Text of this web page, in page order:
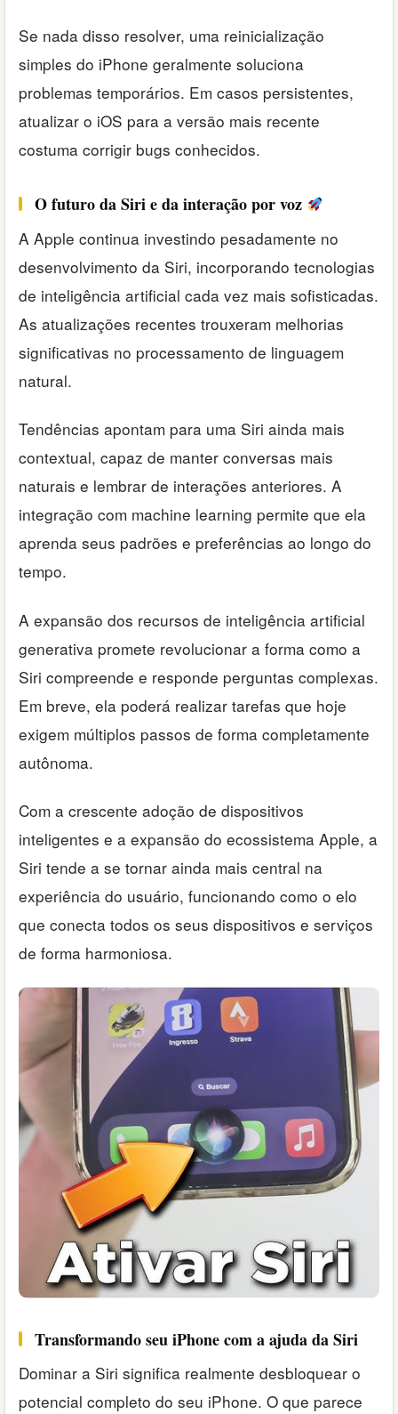
Se nada disso resolver, uma reinicialização
simples do iPhone geralmente soluciona
problemas temporários. Em casos persistentes,
atualizar o iOS para a versão mais recente
costuma corrigir bugs conhecidos.
O futuro da Siri e da interação por voz
A Apple continua investindo pesadamente no
desenvolvimento da Siri, incorporando tecnologias
de inteligência artificial cada vez mais sofisticadas.
As atualizações recentes trouxeram melhorias
significativas no processamento de linguagem
natural.
Tendências apontam para uma Siri ainda mais
contextual, capaz de manter conversas mais
naturais e lembrar de interações anteriores. A
integração com machine learning permite que ela
aprenda seus padrões e preferências ao longo do
tempo.
A expansão dos recursos de inteligência artificial
generativa promete revolucionar a forma como a
Siri compreende e responde perguntas complexas.
Em breve, ela poderá realizar tarefas que hoje
exigem múltiplos passos de forma completamente
autônoma.
Com a crescente adoção de dispositivos
inteligentes e a expansão do ecossistema Apple, a
Siri tende a se tornar ainda mais central na
experiência do usuário, funcionando como o elo
que conecta todos os seus dispositivos e serviços
de forma harmoniosa.
Transformando seu iPhone com a ajuda da Siri
Dominar a Siri significa realmente desbloquear o
potencial completo do seu iPhone. O que parece